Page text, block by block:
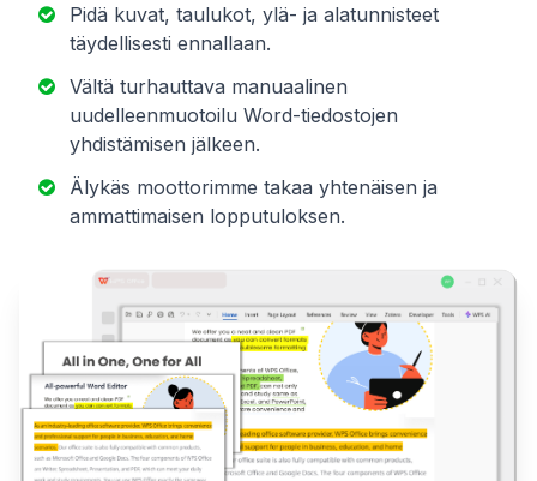
Pidä kuvat, taulukot, ylä- ja alatunnisteet
täydellisesti ennallaan.
Vältä turhauttava manuaalinen
uudelleenmuotoilu Word-tiedostojen
yhdistämisen jälkeen.
Älykäs moottorimme takaa yhtenäisen ja
ammattimaisen lopputuloksen.